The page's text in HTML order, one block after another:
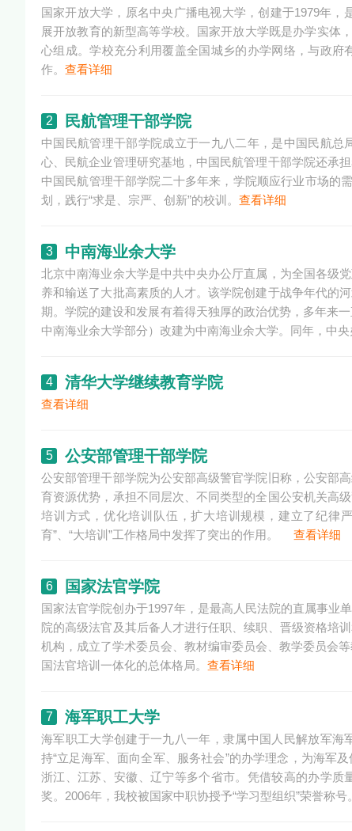
国家开放大学，原名中央广播电视大学，创建于1979年
展开放教育的新型高等学校。国家开放大学既是办学实体
心组成。学校充分利用覆盖全国城乡的办学网络，与政
作。 查看详细
2 民航管理干部学院
中国民航管理干部学院成立于一九八二年，是中国民航
心、民航企业管理研究基地，中国民航管理干部学院还承
中国民航管理干部学院二十多年来，学院顺应行业市场的
划，践行“求是、宗严、创新”的校训。 查看详细
3 中南海业余大学
北京中南海业余大学是中共中央办公厅直属，为全国各级
养和输送了大批高素质的人才。该学院创建于战争年代的
期。学院的建设和发展有着得天独厚的政治优势，多年来
中南海业余大学部分）改建为中南海业余大学。同年，中
4 清华大学继续教育学院
查看详细
5 公安部管理干部学院
公安部管理干部学院为公安部高级警官学院旧称，公安部
育资源优势，承担不同层次、不同类型的全国公安机关高
培训方式，优化培训队伍，扩大培训规模，建立了纪律
育”、“大培训”工作格局中发挥了突出的作用。 查看详细
6 国家法官学院
国家法官学院创办于1997年，是最高人民法院的直属事业
院的高级法官及其后备人才进行任职、续职、晋级资格培
机构，成立了学术委员会、教材编审委员会、教学委员会
国法官培训一体化的总体格局。 查看详细
7 海军职工大学
海军职工大学创建于一九八一年，隶属中国人民解放军
持“立足海军、面向全军、服务社会”的办学理念，为海军
浙江、江苏、安徽、辽宁等多个省市。凭借较高的办学
奖。2006年，我校被国家中职协授予“学习型组织”荣誉称号。